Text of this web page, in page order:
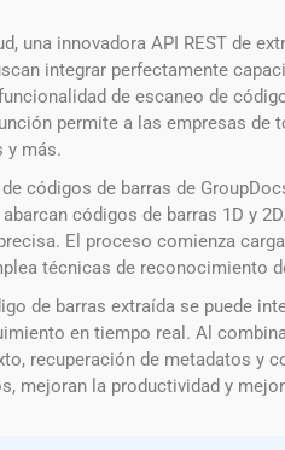
una innovadora API REST de
integrar perfectamente
de escaneo de
permite a las empresas de
y más.
códigos de barras de
códigos de barras 1D y
El proceso comienza
técnicas de reconocimiento
de barras extraída se puede
en tiempo real. Al
recuperación de metadatos y
mejoran la productividad y